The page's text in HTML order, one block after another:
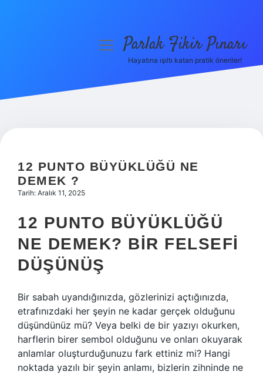
Hakkımızda
menüyüParlak Fikir Pınarı
Hayatına ışıltı katan pratik öneriler!
12 PUNTO BÜYÜKLÜĞÜ NE
DEMEK ?
Tarih: Aralık 11, 2025
12 PUNTO BÜYÜKLÜĞÜ
NE DEMEK? BIR FELSEFI
DÜŞÜNÜŞ
Bir sabah uyandığınızda, gözlerinizi açtığınızda,
etrafınızdaki her şeyin ne kadar gerçek olduğunu
düşündünüz mü? Veya belki de bir yazıyı okurken,
harflerin birer sembol olduğunu ve onları okuyarak
anlamlar oluşturduğunuzu fark ettiniz mi? Hangi
noktada yazılı bir şeyin anlamı, bizlerin zihninde ne